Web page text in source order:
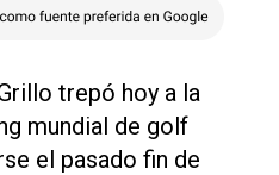
trepó hoy a la
mundial de golf
el pasado fin de